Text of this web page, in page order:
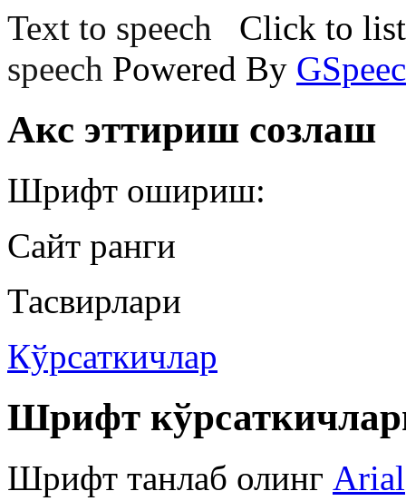
Text to speech
Click to
speech Powered By
Акс эттириш созлаш
Шрифт ошириш:
Сайт ранги
Тасвирлари
Кўрсаткичлар
Шрифт
Шрифт танлаб олинг Arial